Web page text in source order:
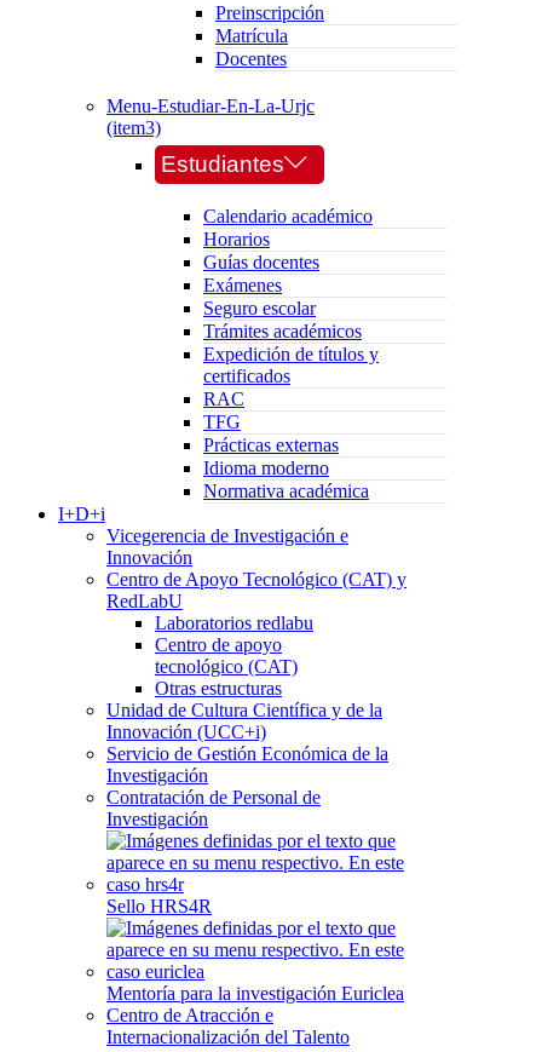
Preinscripción
Matrícula
Docentes
Menu-Estudiar-En-La-Urjc
(item3)
Estudiantes
Calendario académico
Horarios
Guías docentes
Exámenes
Seguro escolar
Trámites académicos
Expedición de títulos y
certificados
RAC
TFG
Prácticas externas
Idioma moderno
Normativa académica
I+D+i
Vicegerencia de Investigación e
Innovación
Centro de Apoyo Tecnológico (CAT) y
RedLabU
Laboratorios redlabu
Centro de apoyo
tecnológico (CAT)
Otras estructuras
Unidad de Cultura Científica y de la
Innovación (UCC+i)
Servicio de Gestión Económica de la
Investigación
Contratación de Personal de
Investigación
Sello HRS4R
Mentoría para la investigación Euriclea
Centro de Atracción e
Internacionalización del Talento